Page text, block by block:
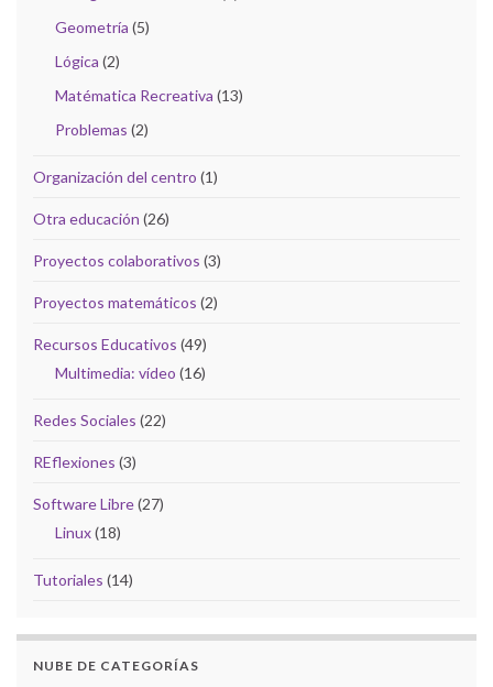
Geometría (5)
Lógica (2)
Matématica Recreativa (13)
Problemas (2)
Organización del centro (1)
Otra educación (26)
Proyectos colaborativos (3)
Proyectos matemáticos (2)
Recursos Educativos (49)
Multimedia: vídeo (16)
Redes Sociales (22)
REflexiones (3)
Software Libre(27)
Linux(18)
Tutoriales (14)
NUBE DE CATEGORÍAS